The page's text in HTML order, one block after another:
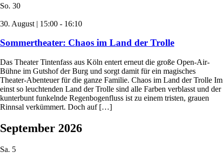
So. 30
30. August | 15:00 - 16:10
Sommertheater: Chaos im Land der Trolle
Das Theater Tintenfass aus Köln entert erneut die große Open-Air-
Bühne im Gutshof der Burg und sorgt damit für ein magisches
Theater-Abenteuer für die ganze Familie. Chaos im Land der Trolle Im
einst so leuchtenden Land der Trolle sind alle Farben verblasst und der
kunterbunt funkelnde Regenbogenfluss ist zu einem tristen, grauen
Rinnsal verkümmert. Doch auf […]
September 2026
Sa. 5